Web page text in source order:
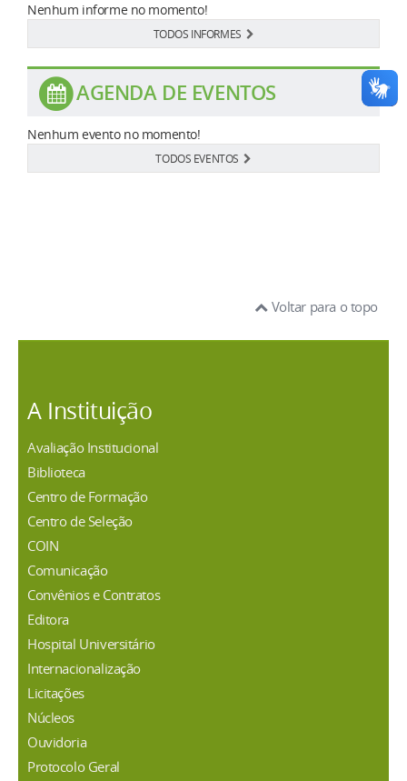
Nenhum informe no momento!
TODOS INFORMES
AGENDA DE EVENTOS
Nenhum evento no momento!
TODOS EVENTOS
Voltar para o topo
A Instituição
Avaliação Institucional
Biblioteca
Centro de Formação
Centro de Seleção
COIN
Comunicação
Convênios e Contratos
Editora
Hospital Universitário
Internacionalização
Licitações
Núcleos
Ouvidoria
Protocolo Geral